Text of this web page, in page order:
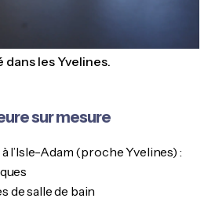
dans les Yvelines.
sur mesure
l’Isle-Adam (proche Yvelines) :
de salle de bain